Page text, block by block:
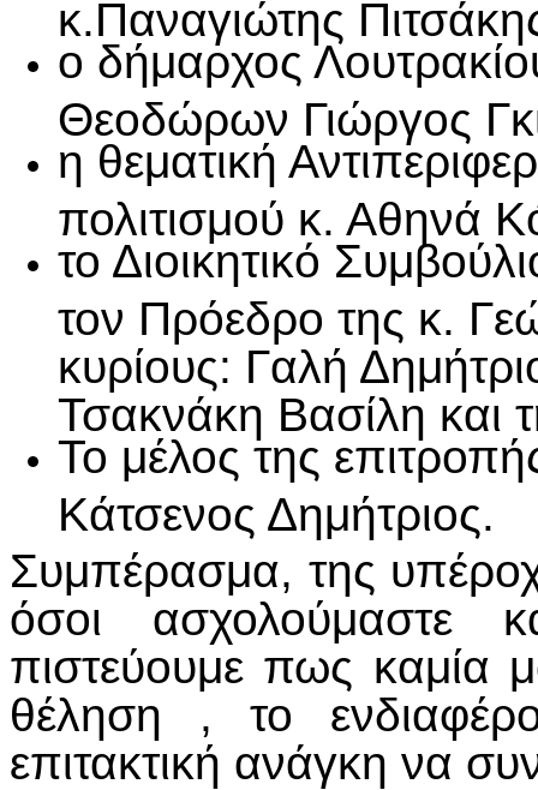
κ.Παναγιώτης
ο δήμαρχος
Θεοδώρων Γιώργος
η θεματική
πολιτισμού κ. Αθηνά
το Διοικητικό
τον Πρόεδρο της κ.
κυρίους: Γαλή
Τσακνάκη Βασίλη και
Το μέλος της
Κάτσενος Δημήτριος.
Συμπέρασμα, της
όσοι ασχολούμαστε
πιστεύουμε πως καμία
θέληση , το
επιτακτική ανάγκη να